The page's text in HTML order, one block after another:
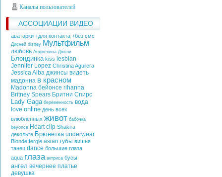
Каналы пользователей
АССОЦИАЦИИ ВИДЕО
аватарки +для контакта +без смс
Дисней disney Мультфильм
любовь Анджелина Джоли
Блондинка kiss lesbian
Jennifer Lopez Christina Aguilera
Jessica Alba джинсы видеть
мадонна в красном
Madonna бейонсе rihanna
Britney Spears Бритни Спирс
Lady Gaga беременность вода
love online день всех
влюблённых живот бабочка
beyonce Heart clip Shakira
декольте Брюнетка underwear
Blonde fergie asian губы вишня
танец dance большие глаза
aqua глаза актриса бусы
ангел вечернее платье
девушка